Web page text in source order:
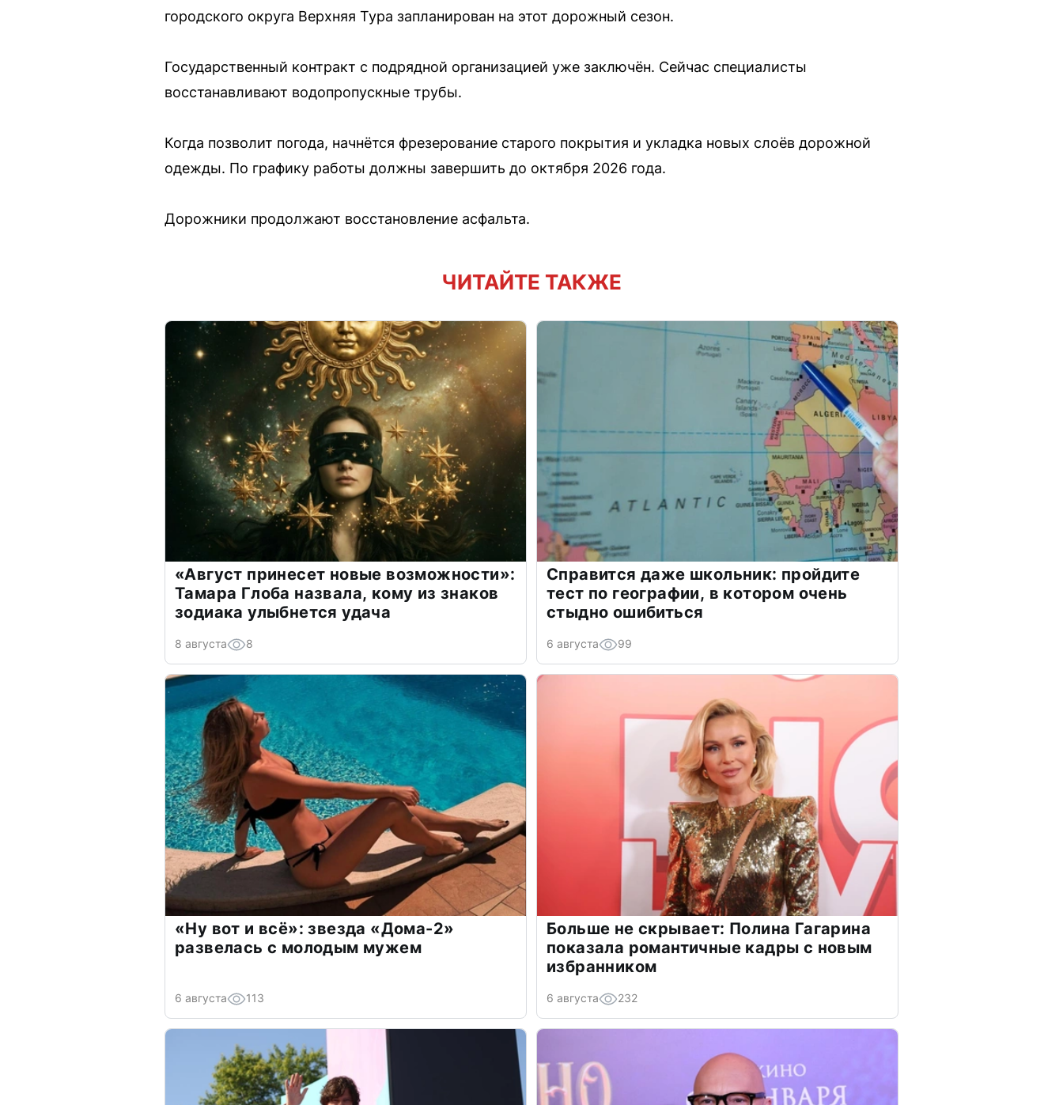
городского округа Верхняя Тура запланирован на этот дорожный сезон.
Государственный контракт с подрядной организацией уже заключён. Сейчас специалисты
восстанавливают водопропускные трубы.
Когда позволит погода, начнётся фрезерование старого покрытия и укладка новых слоёв дорожной
одежды. По графику работы должны завершить до октября 2026 года.
Дорожники продолжают восстановление асфальта.
ЧИТАЙТЕ ТАКЖЕ
«Август принесет новые возможности»:
Тамара Глоба назвала, кому из знаков
зодиака улыбнется удача
8 августа 8
Справится даже школьник: пройдите
тест по географии, в котором очень
стыдно ошибиться
6 августа 99
«Ну вот и всё»: звезда «Дома-2»
развелась с молодым мужем
6 августа 113
Больше не скрывает: Полина Гагарина
показала романтичные кадры с новым
избранником
6 августа 232